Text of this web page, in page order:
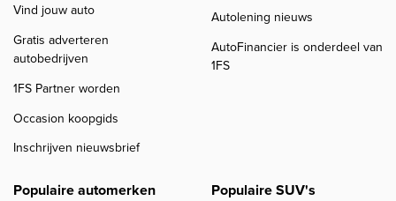
Vind jouw auto
Gratis adverteren
autobedrijven
1FS Partner worden
Occasion koopgids
Inschrijven nieuwsbrief
Autolening nieuws
AutoFinancier is onderdeel van
1FS
Populaire automerken Populaire SUV's